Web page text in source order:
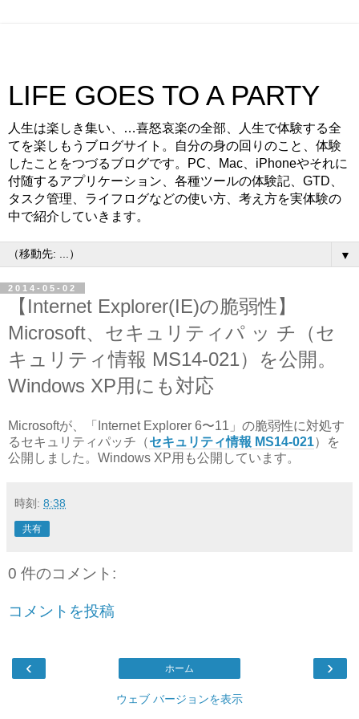
LIFE GOES TO A PARTY
人生は楽しき集い、…喜怒哀楽の全部、人生で体験する全
てを楽しもうブログサイト。自分の身の回りのこと、体験
したことをつづるブログです。PC、Mac、iPhoneやそれに
付随するアプリケーション、各種ツールの体験記、GTD、
タスク管理、ライフログなどの使い方、考え方を実体験の
中で紹介していきます。
▼
2014-05-02
【Internet Explorer(IE)の脆弱性】
Microsoft、セキュリティパ ッ チ（セ
キュリティ情報 MS14-021）を公開。
Windows XP用にも対応
Microsoftが、「Internet Explorer 6〜11」の脆弱性に対処す
るセキュリティパッチ（セキュリティ情報 MS14-021）を
公開しました。 Windows XP用も公開しています。
時刻: 8:38
共有
0 件のコメント:
コメントを投稿
‹ ›
ホーム
ウェブ バージョンを表示